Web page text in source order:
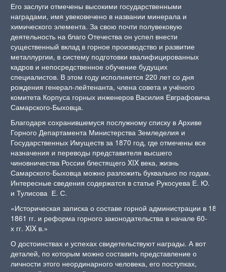
Его заслуги отмечены высокими государственными
наградами, имя увековечено в названии минерала и
химического элемента. За свою почти полувековую
деятельность на благо Отечества он успел внести
существенный вклад в горное производство и развитие
металлургии, в систему подготовки квалифицированных
кадров и непосредственное обучение будущих
специалистов. В этом году исполняется 220 лет со дня
рождения генерал-лейтенанта, члена совета и учёного
комитета Корпуса горных инженеров Василия Евграфовича
Самарского-Быховца.
Благодаря сохранившемуся послужному списку в Архиве
Горного Департамента Министерства Земледелия и
Государственных Имуществ за 1870 год, где отмечены все
назначения и переводы представителя высшего
чиновничества России блестящего XIX века, жизнь
Самарского-Быховца можно разложить буквально по годам.
Интересные сведения содержатся в статье Рукосуева Е. Ю.
и Тулисова Е. С.
«Историческая записка о составе горной администрации в
1861 гг. и реформа горного законодательства в начале 60-
х гг. XIX в.»
О достоинствах и успехах свидетельствуют награды. А вот
деталей, по которым можно составить представление о
личности этого неординарного человека, его поступках,